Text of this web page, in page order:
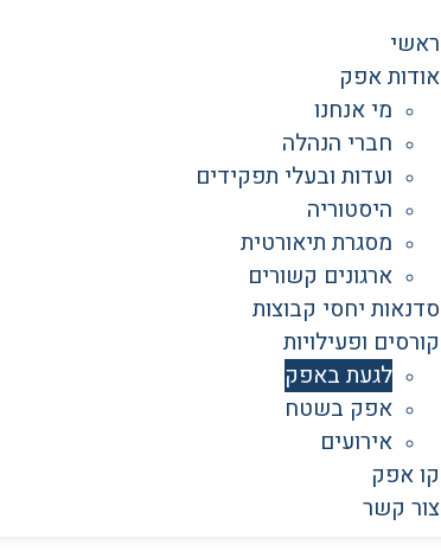
ראשי
אודות אפק
מי אנחנו
חברי הנהלה
ועדות ובעלי תפקידים
היסטוריה
מסגרת תיאורטית
ארגונים קשורים
סדנאות יחסי קבוצות
קורסים ופעילויות
לגעת באפק
אפק בשטח
אירועים
קו אפק
צור קשר